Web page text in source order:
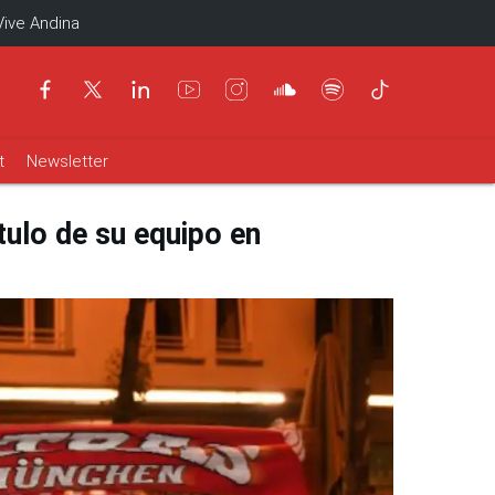
Andina
Newsletter
de su equipo en